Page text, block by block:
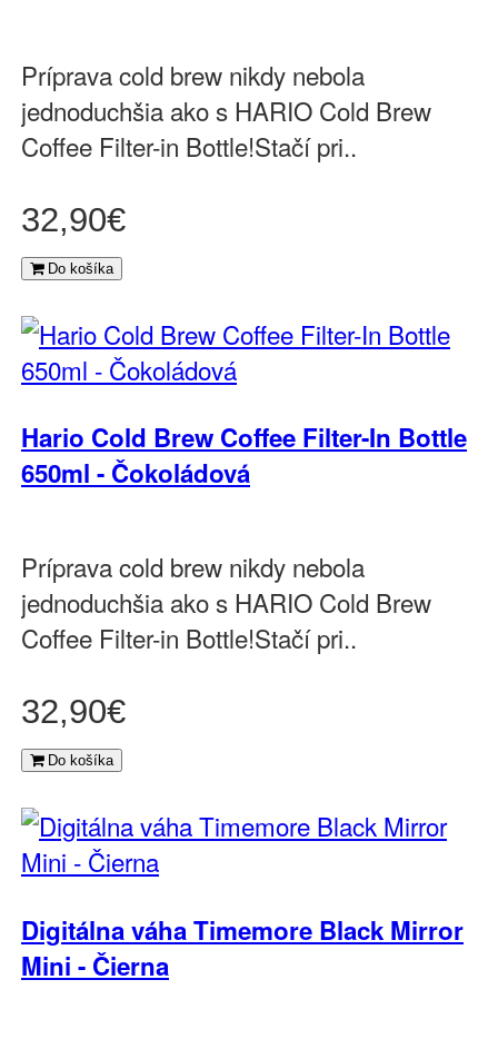
Príprava cold brew nikdy nebola
jednoduchšia ako s HARIO Cold Brew
Coffee Filter-in Bottle!Stačí pri..
32,90€
Do košíka
Hario Cold Brew Coffee Filter-In Bottle
650ml - Čokoládová
Príprava cold brew nikdy nebola
jednoduchšia ako s HARIO Cold Brew
Coffee Filter-in Bottle!Stačí pri..
32,90€
Do košíka
Digitálna váha Timemore Black Mirror
Mini - Čierna